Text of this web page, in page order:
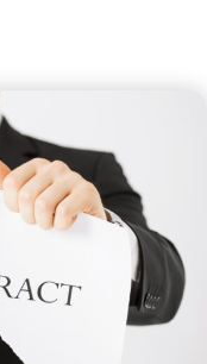
הסכמים